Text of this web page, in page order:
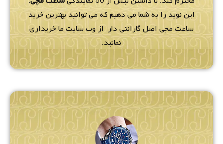
این نوید را به شما می دهیم که می توانید بهترین خرید
ساعت مچی اصل گارانتی دار از وب سایت ما خریداری
نمائید.